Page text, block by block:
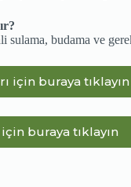
sulama, budama ve
için buraya tıklayın
buraya tıklayın